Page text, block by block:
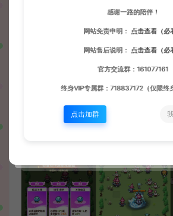
感谢一路的陪伴！
网站免责申明： 点击查看（必
网站售后说明： 点击查看（必
官方交流群：161077161
终身VIP专属群：718837172（仅限终
点击加群